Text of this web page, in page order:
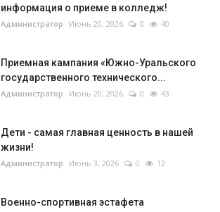
информация о приеме в колледж!
Администратор Июнь 20, 2026 0 40
Приемная кампания «Южно-Уральского
государственного технического...
Администратор Июнь 20, 2026 0 43
Дети - самая главная ценность в нашей
жизни!
Администратор Июнь 3, 2026 0 12
Военно-спортивная эстафета